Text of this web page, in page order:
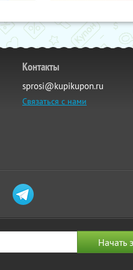
Контакты
sprosi@kupikupon.ru
Связаться с нами